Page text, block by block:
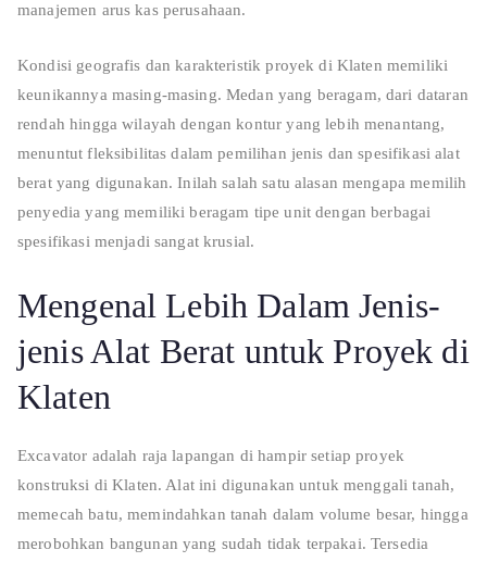
manajemen arus kas perusahaan.
Kondisi geografis dan karakteristik proyek di Klaten memiliki
keunikannya masing-masing. Medan yang beragam, dari dataran
rendah hingga wilayah dengan kontur yang lebih menantang,
menuntut fleksibilitas dalam pemilihan jenis dan spesifikasi alat
berat yang digunakan. Inilah salah satu alasan mengapa memilih
penyedia yang memiliki beragam tipe unit dengan berbagai
spesifikasi menjadi sangat krusial.
Mengenal Lebih Dalam Jenis-
jenis Alat Berat untuk Proyek di
Klaten
Excavator adalah raja lapangan di hampir setiap proyek
konstruksi di Klaten. Alat ini digunakan untuk menggali tanah,
memecah batu, memindahkan tanah dalam volume besar, hingga
merobohkan bangunan yang sudah tidak terpakai. Tersedia